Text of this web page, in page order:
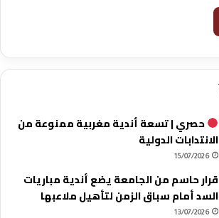
حصري | تسعة أندية مغربية ممنوعة من
الانتدابات الدولية
15/07/2026
قرار حاسم من الجامعة يضع أندية مباريات
السد أمام سباق الزمن لتأهيل ملاعبها
13/07/2026